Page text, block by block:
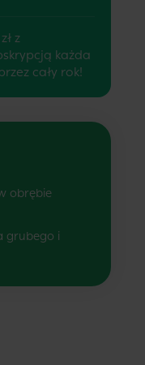
z
każda
cały rok!
obrębie
grubego i